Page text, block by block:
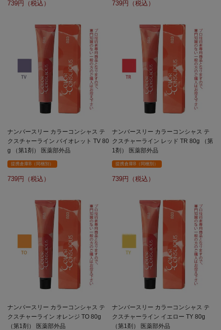
739 739
ナンバースリー カラーコンシャス テ
クスチャーライン バイオレット TV 80
g （第1剤） 医薬部外品
提携倉庫B（同梱別）
739
ナンバースリー カラーコンシャス テ
クスチャーライン レッド TR 80g （第
1剤） 医薬部外品
提携倉庫B（同梱別）
739
ナンバースリー カラーコンシャス テ
クスチャーライン オレンジ TO 80g
（第1剤） 医薬部外品
ナンバースリー カラーコンシャス テ
クスチャーライン イエロー TY 80g
（第1剤） 医薬部外品